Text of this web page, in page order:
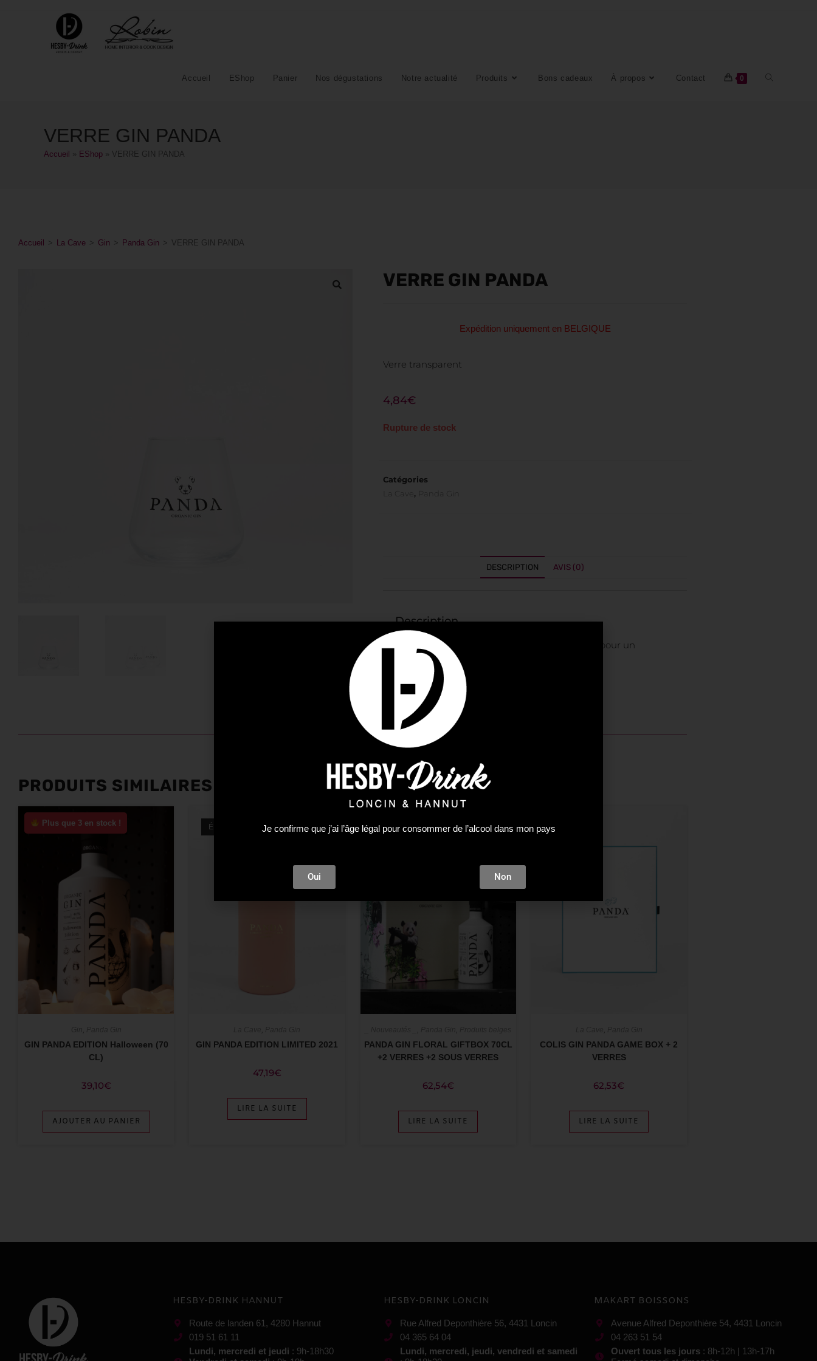
Accueil EShop Panier Nos dégustations Notre actualité Produits Bons cadeaux À propos Contact 0
VERRE GIN PANDA
Accueil EShop VERRE GIN PANDA
Accueil > La Cave > Gin > Panda Gin > VERRE GIN PANDA
VERRE GIN PANDA
Expédition uniquement en BELGIQUE
Verre transparent
4,84€
Rupture de stock
Catégories
,
DESCRIPTION AVIS (0)
Description
Buvez votre tonic Panda avec le verre parfait pour un
moment parfait.
PRODUITS SIMILAIRES
Plus que 3 en stock !
GIN PANDA EDITION Halloween (70
CL)
39,10€
AJOUTER AU PANIER
ÉPUISÉ
GIN PANDA EDITION LIMITED 2021
47,19€
LIRE LA SUITE
ÉPUISÉ
PANDA GIN FLORAL GIFTBOX 70CL
+2 VERRES +2 SOUS VERRES
62,54€
LIRE LA SUITE
ÉPUISÉ
COLIS GIN PANDA GAME BOX + 2
VERRES
62,53€
LIRE LA SUITE
HESBY-DRINK HANNUT
Route de landen 61, 4280 Hannut
019 51 61 11
Lundi, mercredi et jeudi : 9h-18h30
HESBY-DRINK LONCIN
Rue Alfred Deponthière 56, 4431 Loncin
04 365 64 04
Lundi, mercredi, jeudi, vendredi et samedi
MAKART BOISSONS
Avenue Alfred Deponthière 54, 4431 Loncin
04 263 51 54
Ouvert tous les jours: 8h-12h | 13h-17h
Je confirme que j’ai l’âge légal pour consommer de l’alcool dans mon pays
Oui Non